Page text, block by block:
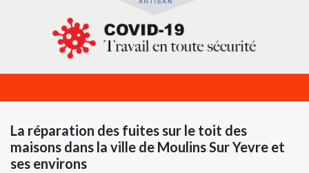
La réparation des fuites sur le toit des
maisons dans la ville de Moulins Sur Yevre et
ses environs